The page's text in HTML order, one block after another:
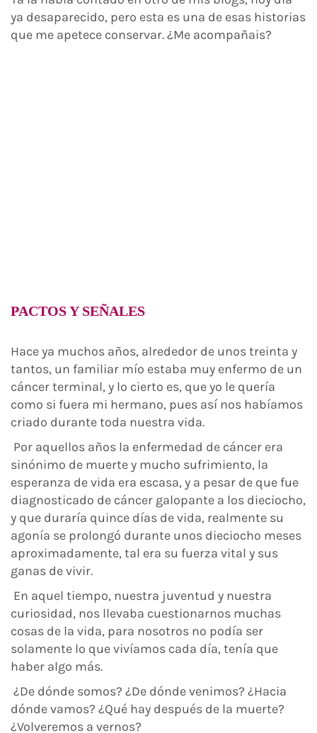
ya desaparecido, pero esta es una de esas historias
que me apetece conservar. ¿Me acompañais?
PACTOS Y SEÑALES
Hace ya muchos años, alrededor de unos treinta y
tantos, un familiar mío estaba muy enfermo de un
cáncer terminal, y lo cierto es, que yo le quería
como si fuera mi hermano, pues así nos habíamos
criado durante toda nuestra vida.
Por aquellos años la enfermedad de cáncer era
sinónimo de muerte y mucho sufrimiento, la
esperanza de vida era escasa, y a pesar de que fue
diagnosticado de cáncer galopante a los dieciocho,
y que duraría quince días de vida, realmente su
agonía se prolongó durante unos dieciocho meses
aproximadamente, tal era su fuerza vital y sus
ganas de vivir.
En aquel tiempo, nuestra juventud y nuestra
curiosidad, nos llevaba cuestionarnos muchas
cosas de la vida, para nosotros no podía ser
solamente lo que vivíamos cada día, tenía que
haber algo más.
¿De dónde somos? ¿De dónde venimos? ¿Hacia
dónde vamos? ¿Qué hay después de la muerte?
¿Volveremos a vernos?